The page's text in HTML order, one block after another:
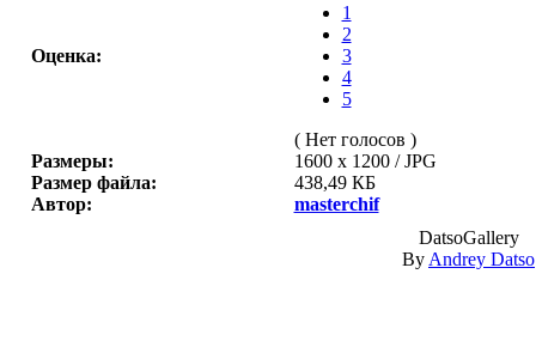
Оценка:
1
2
3
4
5
( Нет голосов )
Размеры:
1600 x 1200 / JPG
Размер файла:
438,49 КБ
Автор:
masterchif
DatsoGallery
By Andrey Datso